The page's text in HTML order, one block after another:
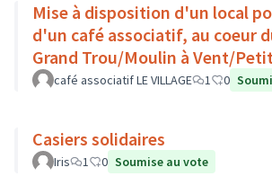
Mise à disposition d'un local
d'un café associatif, au coeur
Grand Trou/Moulin à Vent/
café associatif LE VILLAGE 1 0
Casiers solidaires
Iris 1 0 Soumise au vote